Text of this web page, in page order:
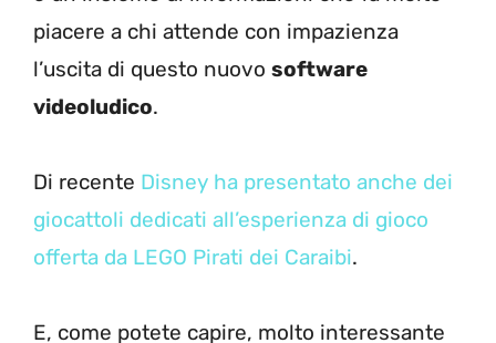
piacere a chi attende con impazienza
l’uscita di questo nuovo software
videoludico.
Di recente Disney ha presentato anche dei
giocattoli dedicati all’esperienza di gioco
offerta da LEGO Pirati dei Caraibi.
E, come potete capire, molto interessante